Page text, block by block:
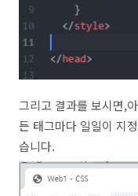
그리고 결과를 보시면,
든 태그마다 일일이 지
습니다.